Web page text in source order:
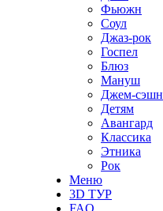
Фьюжн
Соул
Джаз-рок
Госпел
Блюз
Мануш
Джем-сэшн
Детям
Авангард
Классика
Этника
Рок
Меню
3D ТУР
FAQ